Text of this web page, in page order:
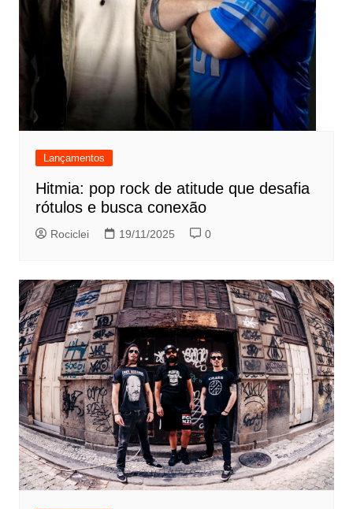
Lançamentos
Hitmia: pop rock de atitude que desafia
rótulos e busca conexão
Rociclei 19/11/2025 0